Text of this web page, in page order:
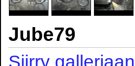
Jube79
Siirry galleriaan